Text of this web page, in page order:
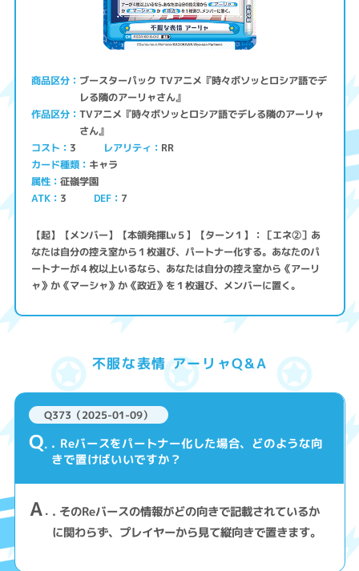
商品区分 ブースターパック TVアニメ『時々ボソッとロシア語でデ
レる隣のアーリャさん』
作品区分 TVアニメ『時々ボソッとロシア語でデレる隣のアーリャ
さん』
コスト 3 レアリティ RR
カード種類 キャラ
属性 征嶺学園
ATK 3 DEF 7
【起】【メンバー】【本領発揮Lv５】【ターン１】：［エネ②］あ
なたは自分の控え室から１枚選び、パートナー化する。あなたのパ
ートナーが４枚以上いるなら、あなたは自分の控え室から《アーリ
ャ》か《マーシャ》か《政近》を１枚選び、メンバーに置く。
不服な表情 アーリャQ&A
Q373（2025-01-09）
Q . Reバースをパートナー化した場合、どのような向
きで置けばいいですか？
A . そのReバースの情報がどの向きで記載されているか
に関わらず、プレイヤーから見て縦向きで置きます。